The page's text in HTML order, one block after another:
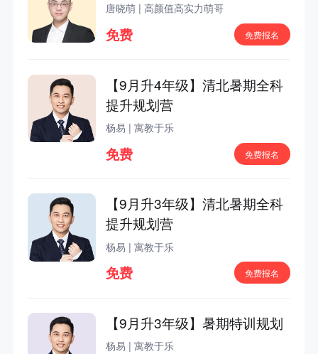
唐晓萌 | 高颜值高实力萌哥
免费 免费报名
【9月升4年级】清北暑期全科
提升规划营
杨易 | 寓教于乐
免费 免费报名
【9月升3年级】清北暑期全科
提升规划营
杨易 | 寓教于乐
免费 免费报名
【9月升3年级】暑期特训规划
杨易 | 寓教于乐